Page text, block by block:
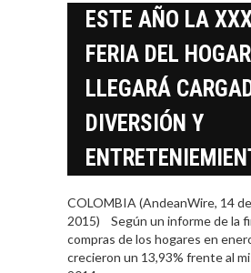
ESTE AÑO LA
FERIA DEL HOGAR
LLEGARÁ
DIVERSIÓN Y
COLOMBIA (AndeanWire, 14
2015) Según un informe de la
compras de los hogares en
crecieron un 13,93% frente al